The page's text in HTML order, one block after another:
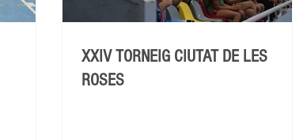
XXIV TORNEIG CIUTAT DE LES
ROSES